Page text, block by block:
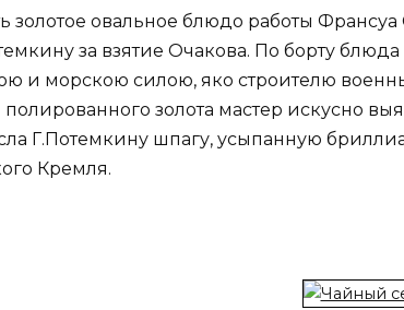
золотое овальное блюдо работы
за взятие Очакова. По борту
и морскою силою, яко строителю
золота мастер искусно
Г.Потемкину шпагу, усыпанную
Кремля.